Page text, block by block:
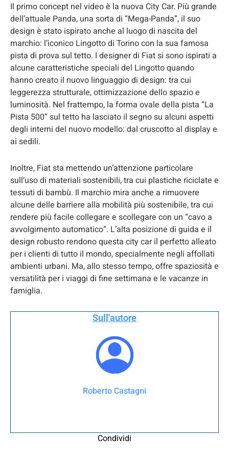
Il primo concept nel video è la nuova City Car. Più grande
dell’attuale Panda, una sorta di “Mega-Panda”, il suo
design è stato ispirato anche al luogo di nascita del
marchio: l’iconico Lingotto di Torino con la sua famosa
pista di prova sul tetto. I designer di Fiat si sono ispirati a
alcune caratteristiche speciali del Lingotto quando
hanno creato il nuovo linguaggio di design: tra cui
leggerezza strutturale, ottimizzazione dello spazio e
luminosità. Nel frattempo, la forma ovale della pista “La
Pista 500” sul tetto ha lasciato il segno su alcuni aspetti
degli interni del nuovo modello: dal cruscotto al display e
ai sedili.
Inoltre, Fiat sta mettendo un’attenzione particolare
sull’uso di materiali sostenibili, tra cui plastiche riciclate e
tessuti di bambù. Il marchio mira anche a rimuovere
alcune delle barriere alla mobilità più sostenibile, tra cui
rendere più facile collegare e scollegare con un “cavo a
avvolgimento automatico”. L’alta posizione di guida e il
design robusto rendono questa city car il perfetto alleato
per i clienti di tutto il mondo, specialmente negli affollati
ambienti urbani. Ma, allo stesso tempo, offre spaziosità e
versatilità per i viaggi di fine settimana e le vacanze in
famiglia.
Sull'autore
Roberto Castagni
Condividi